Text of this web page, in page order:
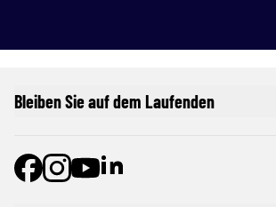
Bleiben Sie auf dem Laufenden